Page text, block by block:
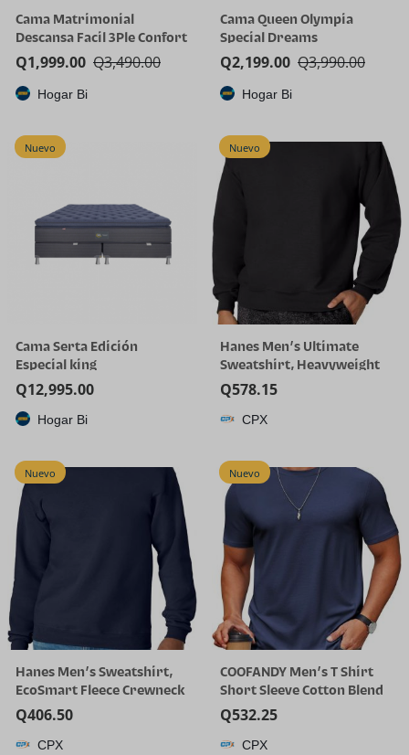
Cama Matrimonial
Descansa Facil 3Ple Confort
Q3,490.00
Q1,999.00
Hogar Bi
Cama Queen Olympia
Special Dreams
Q3,990.00
Q2,199.00
Hogar Bi
Nuevo
Cama Serta Edición
Especial king
Q12,995.00
Hogar Bi
Nuevo
Hanes Men’s Ultimate
Sweatshirt, Heavyweight
Fleece Sweatshirt,
Crewneck Pullover for Men
Q578.15
CPX
Nuevo
Hanes Men’s Sweatshirt,
EcoSmart Fleece Crewneck
Sweatshirt, Big & Tall
Available, 1 or 2-Pack
Q406.50
CPX
Nuevo
COOFANDY Men’s T Shirt
Short Sleeve Cotton Blend
T-Shirts Crew Neck Casual
Summer Basic Tee Shirts
Q532.25
CPX